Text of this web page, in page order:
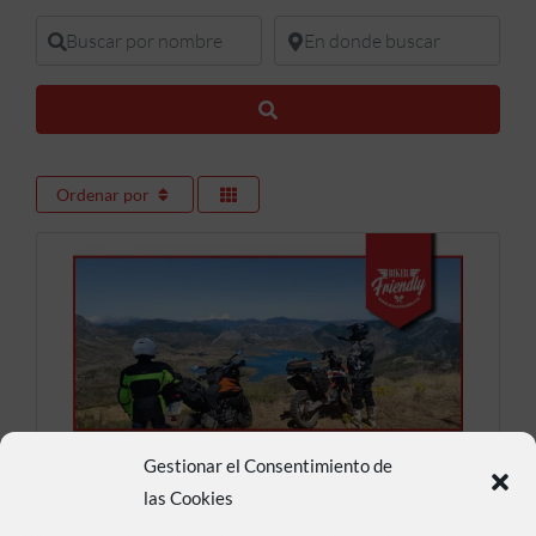
Gestionar el Consentimiento de
las Cookies
Buscar por nombre En donde buscar
Ordenar por
Alto del Castro